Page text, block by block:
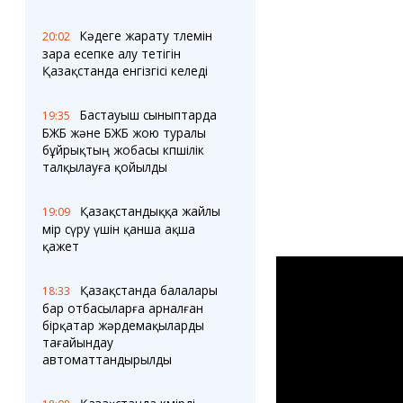
20:02
Кәдеге жарату төлемін
өзара есепке алу тетігін
Қазақстанда енгізгісі келеді
19:35
Бастауыш сыныптарда
БЖБ және БЖБ жою туралы
бұйрықтың жобасы көпшілік
талқылауға қойылды
19:09
Қазақстандыққа жайлы
өмір сүру үшін қанша ақша
қажет
18:33
Қазақстанда балалары
бар отбасыларға арналған
бірқатар жәрдемақыларды
тағайындау
автоматтандырылды